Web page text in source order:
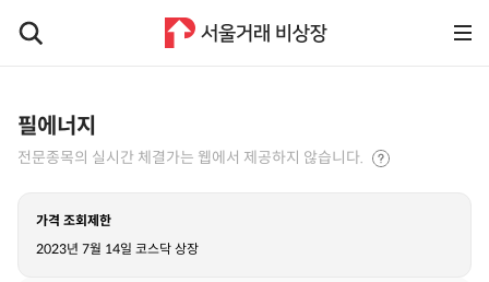
필에너지
전문종목의 실시간 체결가는 웹에서 제공하지 않습니다.
가격 조회제한
2023년 7월 14일 코스닥 상장